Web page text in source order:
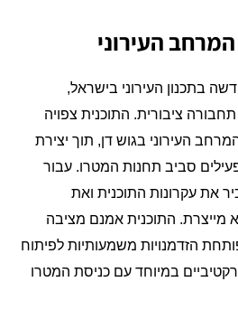
העירוני
חדשה בתכנון העירוני בישראל,
ציבורית. התוכנית צפויה
העירוני בגוש דן, תוך יצירת
סביב תחנות המטרו. עבור
את עקרונות התוכנית ואת
מייצרת. התוכנית אמנם מציבה
הזדמנויות משמעותיות לפיתוח
במיוחד עם כניסת המטרו